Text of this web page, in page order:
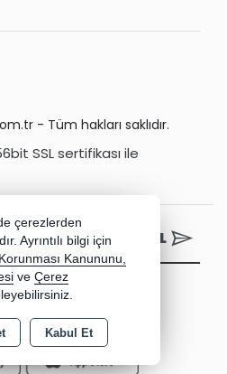
- Tüm hakları saklıdır.
SSL sertifikası ile
ABONE OL
çerezlerden
Ayrıntılı bilgi için
Kanununu,
ve Çerez
Kabul Et